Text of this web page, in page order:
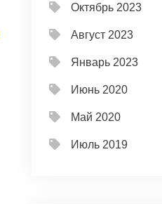
Октябрь 2023
Август 2023
Январь 2023
Июнь 2020
Май 2020
Июль 2019